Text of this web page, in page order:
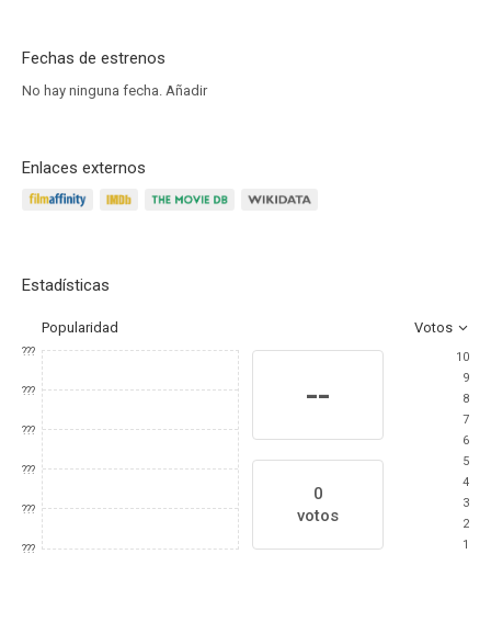
Fechas de estrenos
No hay ninguna fecha. Añadir
Enlaces externos
Estadísticas
Popularidad Votos
???
???
???
???
???
???
--
0
votos
10
9
8
7
6
5
4
3
2
1